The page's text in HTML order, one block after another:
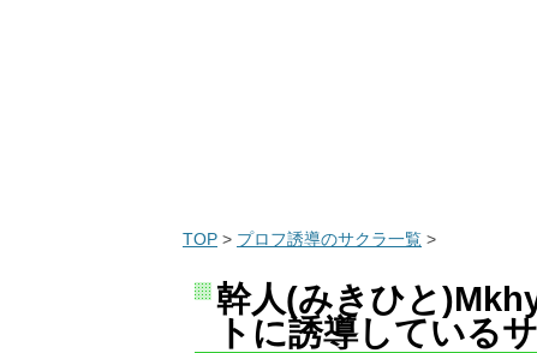
TOP > プロフ誘導のサクラ一覧 >
幹人(みきひと
トに誘導している